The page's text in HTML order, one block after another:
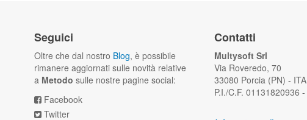
Seguici
Oltre che dal nostro Blog, è possibile
rimanere aggiornati sulle novità relative
a Metodo sulle nostre pagine social:
Facebook
Twitter
Contatti
Multysoft Srl
Via Roveredo, 70
33080 Porcia (PN) -
P.I./C.F. 01131820936